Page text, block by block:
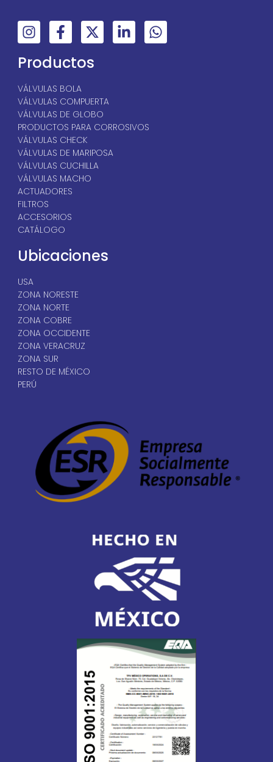
Productos
VÁLVULAS BOLA
VÁLVULAS COMPUERTA
VÁLVULAS DE GLOBO
PRODUCTOS PARA CORROSIVOS
VÁLVULAS CHECK
VÁLVULAS DE MARIPOSA
VÁLVULAS CUCHILLA
VÁLVULAS MACHO
ACTUADORES
FILTROS
ACCESORIOS
CATÁLOGO
Ubicaciones
USA
ZONA NORESTE
ZONA NORTE
ZONA COBRE
ZONA OCCIDENTE
ZONA VERACRUZ
ZONA SUR
RESTO DE MÉXICO
PERÚ